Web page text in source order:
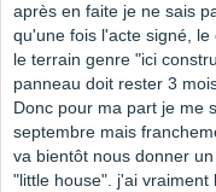
après en faite je ne sais
qu'une fois l'acte signé,
le terrain genre "ici
panneau doit rester 3
Donc pour ma part je me
septembre mais
va bientôt nous donner
"little house". j'ai